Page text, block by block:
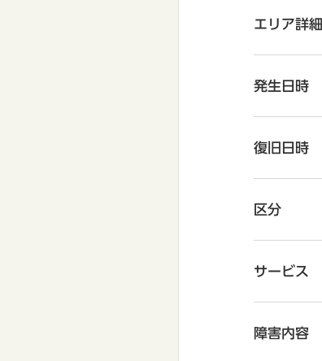
エリア詳細
発生日時
復旧日時
区分
サービス
障害内容